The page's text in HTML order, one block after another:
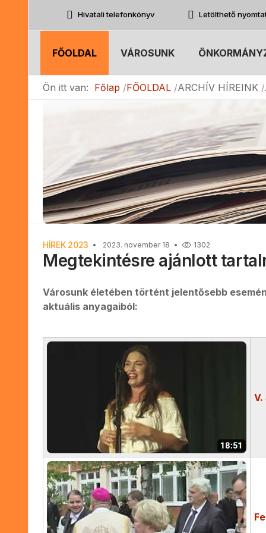
Hivatali telefonkönyv Letölthető
FŐOLDAL VÁROSUNK
Ön itt van: Főlap FŐOLDAL ARCHÍV HÍREINK
HÍREK 2023 2023. november 18 1302
Megtekintésre ajánlott
Városunk életében történt jelentősebb
aktuális anyagaiból: